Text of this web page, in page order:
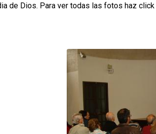
de Dios. Para ver todas las fotos haz click